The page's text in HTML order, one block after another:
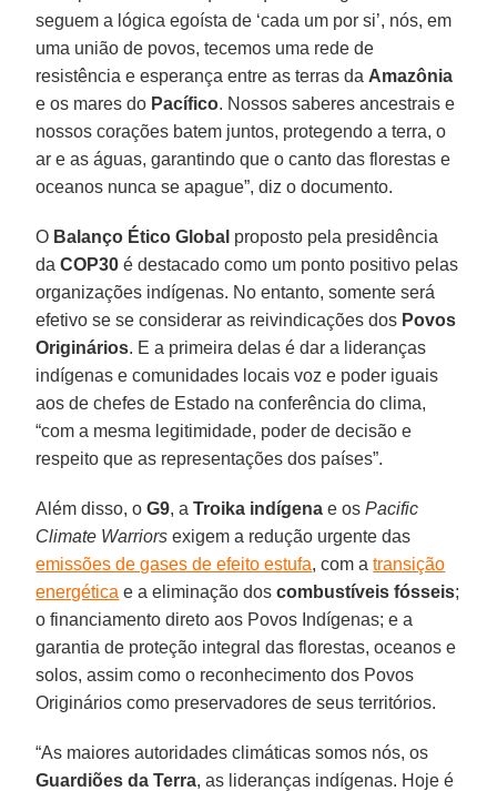
seguem a lógica egoísta de ‘cada um por si’, nós, em
uma união de povos, tecemos uma rede de
resistência e esperança entre as terras da Amazônia
e os mares do Pacífico. Nossos saberes ancestrais e
nossos corações batem juntos, protegendo a terra, o
ar e as águas, garantindo que o canto das florestas e
oceanos nunca se apague”, diz o documento.
O Balanço Ético Global proposto pela presidência
daCOP30 é destacado como um ponto positivo pelas
organizações indígenas. No entanto, somente será
efetivo se se considerar as reivindicações dos Povos
Originários. E a primeira delas é dar a lideranças
indígenas e comunidades locais voz e poder iguais
aos de chefes de Estado na conferência do clima,
“com a mesma legitimidade, poder de decisão e
respeito que as representações dos países”.
Além disso, oG9, aTroika indígena e osPacific
Climate Warriors exigem a redução urgente das
emissões de gases de efeito estufa, com atransição
energética e a eliminação doscombustíveis fósseis;
o financiamento direto aos Povos Indígenas; e a
garantia de proteção integral das florestas, oceanos e
solos, assim como o reconhecimento dos Povos
Originários como preservadores de seus territórios.
“As maiores autoridades climáticas somos nós, os
Guardiões da Terra, as lideranças indígenas. Hoje é